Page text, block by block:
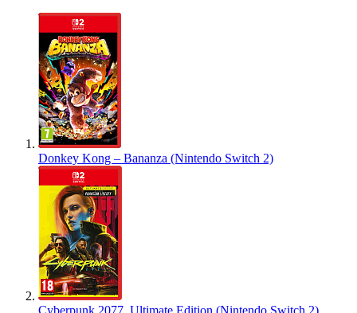
Donkey Kong – Bananza (Nintendo Switch 2)
Cyberpunk 2077. Ultimate Edition (Nintendo Switch 2)